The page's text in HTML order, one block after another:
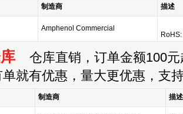
制造商
描述
Amphenol Commercial
仓库直销，订单金额100元
就有优惠，量大更优惠，支
制造商
描述